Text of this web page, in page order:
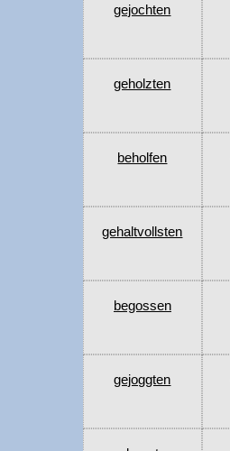
gejochten
geholzten
beholfen
gehaltvollsten
begossen
gejoggten